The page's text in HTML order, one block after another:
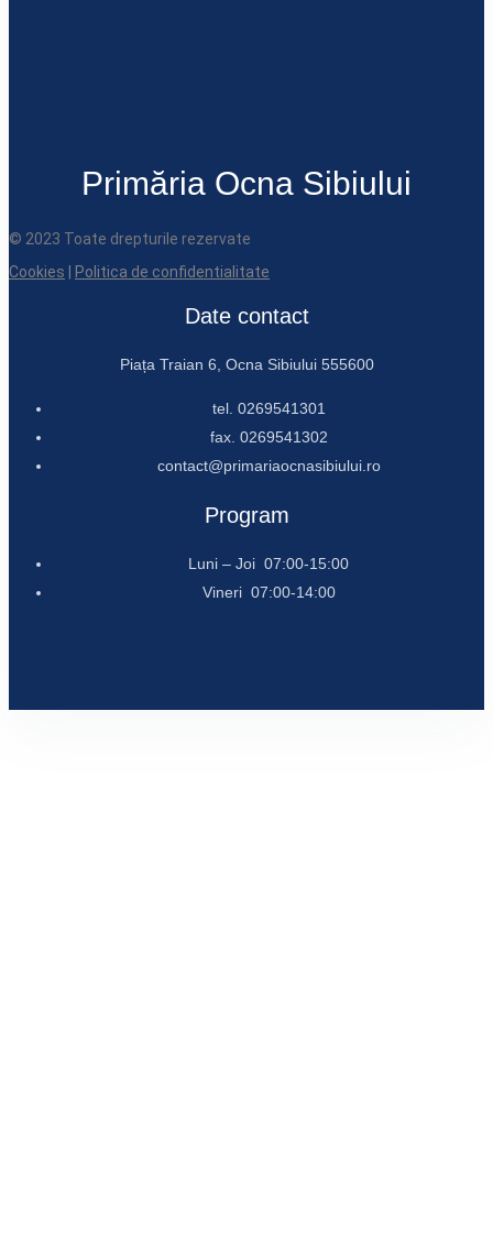
Primăria Ocna Sibiului
© 2023 Toate drepturile rezervate
Cookies
Politica de confidentialitate
Date contact
Piața Traian 6, Ocna Sibiului 555600
tel. 0269541301
fax. 0269541302
contact@primariaocnasibiului.ro
Program
Luni – Joi 07:00-15:00
Vineri 07:00-14:00